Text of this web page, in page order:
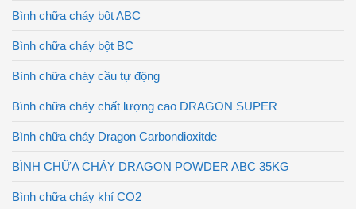
Bình chữa cháy bột ABC
Bình chữa cháy bột BC
Bình chữa cháy cầu tự động
Bình chữa cháy chất lượng cao DRAGON SUPER
Bình chữa cháy Dragon Carbondioxitde
BÌNH CHỮA CHÁY DRAGON POWDER ABC 35KG
Bình chữa cháy khí CO2